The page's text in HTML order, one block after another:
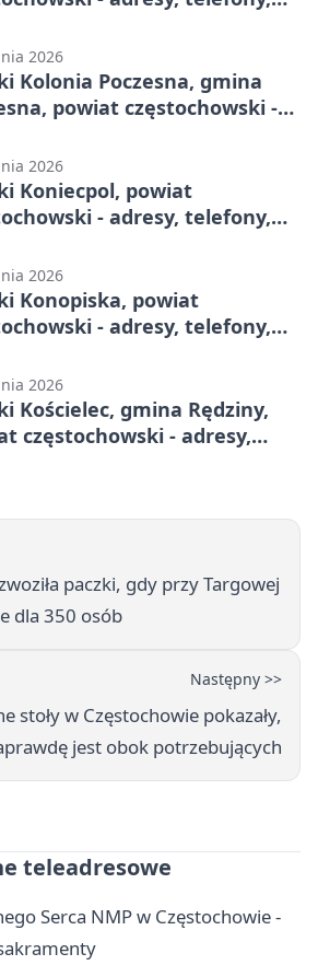
2026
Kolonia Poczesna, gmina
powiat częstochowski -
2026
Koniecpol, powiat
- adresy, telefony,
2026
Konopiska, powiat
- adresy, telefony,
2026
Kościelec, gmina Rędziny,
częstochowski - adresy,
paczki, gdy przy Targowej
dla 350 osób
Następny >>
stoły w Częstochowie pokazały,
jest obok potrzebujących
teleadresowe
Serca NMP w Częstochowie -